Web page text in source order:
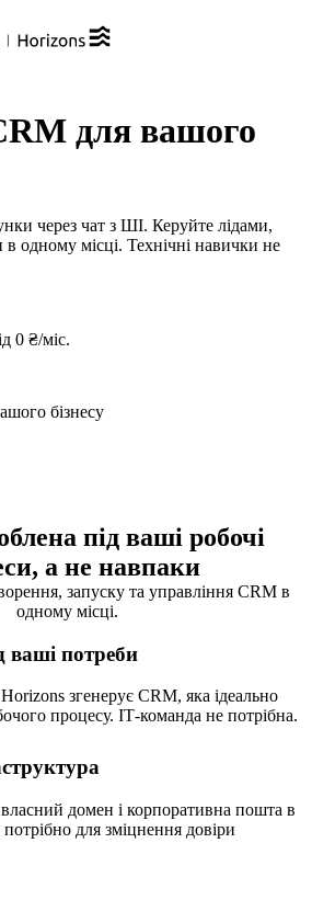
для вашого
через чат з ШІ. Керуйте лідами,
одному місці. Технічні навички не
0 ₴/міс.
під ваші робочі
а не навпаки
запуску та управління CRM в
одному місці.
ваші потреби
згенерує CRM, яка ідеально
процесу. ІТ-команда не потрібна.
домен і корпоративна пошта в
для зміцнення довіри